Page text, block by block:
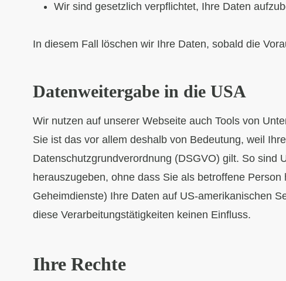
Wir sind gesetzlich verpflichtet, Ihre Daten
In diesem Fall löschen wir Ihre Daten, sobald die
Datenweitergabe in die USA
Wir nutzen auf unserer Webseite auch Tools von
Sie ist das vor allem deshalb von Bedeutung, weil
Datenschutzgrundverordnung (DSGVO) gilt. So sind
herauszugeben, ohne dass Sie als betroffene
Geheimdienste) Ihre Daten auf US-amerikanischen
diese Verarbeitungstätigkeiten keinen Einfluss.
Ihre Rechte